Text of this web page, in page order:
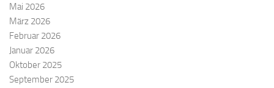
Mai 2026
März 2026
Februar 2026
Januar 2026
Oktober 2025
September 2025